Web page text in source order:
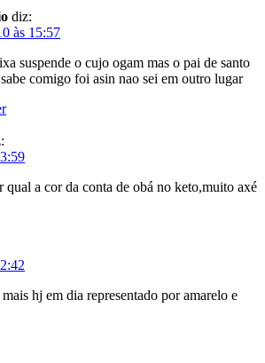
diz:
às 15:57
suspende o cujo ogam mas o pai de santo
comigo foi asin nao sei em outro lugar
qual a cor da conta de obá no keto,muito axé
hj em dia representado por amarelo e